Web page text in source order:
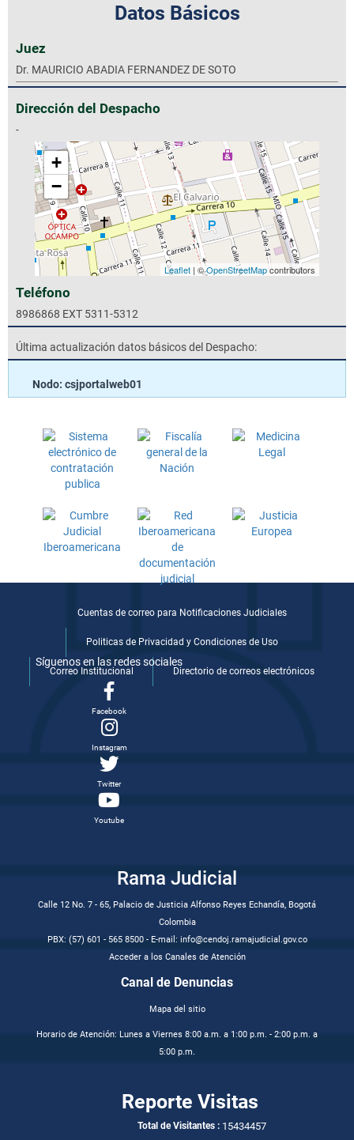
Datos Básicos
Juez
Dr. MAURICIO ABADIA FERNANDEZ DE SOTO
Dirección del Despacho
-
+
−
Leaflet| ©OpenStreetMapcontributors
Teléfono
8986868 EXT 5311-5312
Última actualización datos básicos del Despacho:
Nodo: csjportalweb01
Cuentas de correo para Notificaciones Judiciales
Politicas de Privacidad y Condiciones de Uso
Correo Institucional Directorio de correos electrónicos
Síguenos en las redes sociales
Facebook
Instagram
Twitter
Youtube
Rama Judicial
Calle 12 No. 7 - 65, Palacio de Justicia Alfonso Reyes Echandía, Bogotá
Colombia
PBX: (57) 601 - 565 8500 - E-mail: info@cendoj.ramajudicial.gov.co
Acceder a los Canales de Atención
Canal de Denuncias
Mapa del sitio
Horario de Atención: Lunes a Viernes 8:00 a.m. a 1:00 p.m. - 2:00 p.m. a
5:00 p.m.
Reporte Visitas
Total de Visitantes : 15434457